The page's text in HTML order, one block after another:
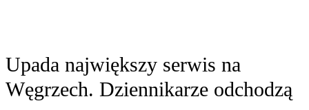
Upada największy serwis na
Węgrzech. Dziennikarze odchodzą